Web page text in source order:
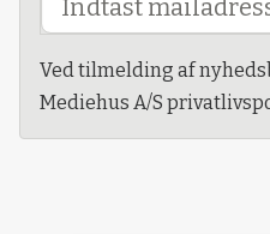
Ved tilmelding af
Mediehus A/S